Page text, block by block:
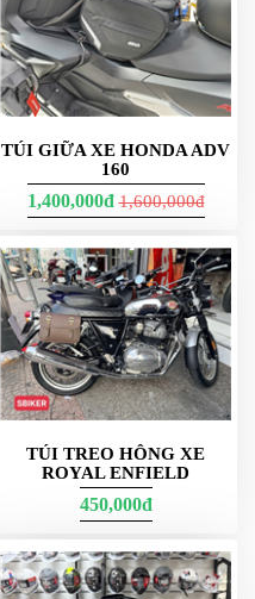
TÚI GIỮA XE HONDA ADV
160
1,400,000đ1,600,000đ
TÚI TREO HÔNG XE
ROYAL ENFIELD
450,000đ